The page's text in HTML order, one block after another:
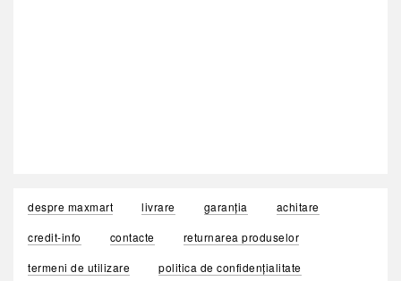
despre maxmart livrare garanția
achitare
credit-info
contacte
returnarea produselor
termeni de utilizare
politica de confidențialitate